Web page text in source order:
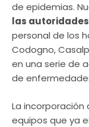
de epidemias.
las
personal de los
Codogno,
en una serie de
de
La
equipos que ya